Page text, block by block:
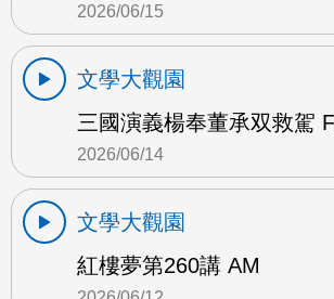
2026/06/15
文學大觀園
三國演義楊奉董承双救駕
2026/06/14
文學大觀園
紅樓夢第260講 AM